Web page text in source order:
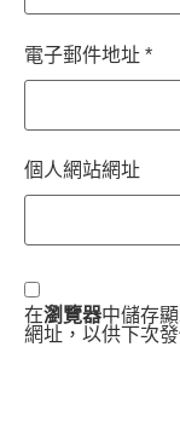
電子郵件地址 *
個人網站網址
在瀏覽器中儲存
網址，以供下次